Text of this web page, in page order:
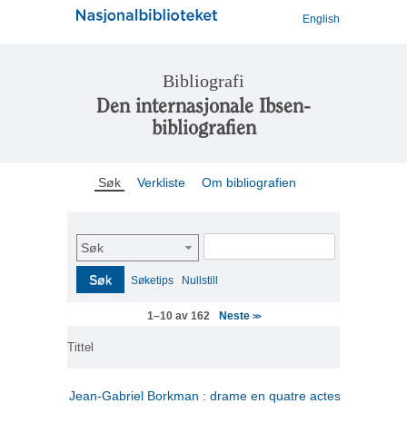
English
Bibliografi
Den internasjonale Ibsen-
bibliografien
Søk Verkliste Om bibliografien
Søk
Søk Søketips Nullstill
1–10 av 162 Neste >>
Tittel
Jean-Gabriel Borkman : drame en quatre actes